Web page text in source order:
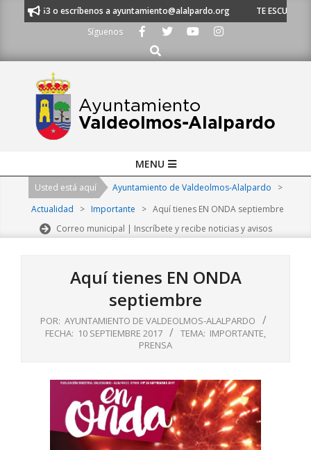
620 21 53 o escríbenos a ayuntamiento@alalpardo.org
TE
Síguenos
Buscar
Navigation
MENU
Usted está aquí Ayuntamiento de Valdeolmos-Alalpardo
>
Actualidad
> Importante > Aquí tienes EN ONDA septiembre
Correo municipal | Inscríbete y recibe noticias y avisos
Aquí tienes EN ONDA
septiembre
POR: AYUNTAMIENTO DE VALDEOLMOS-ALALPARDO
FECHA: 10 SEPTIEMBRE 2017 TEMA: IMPORTANTE,
PRENSA